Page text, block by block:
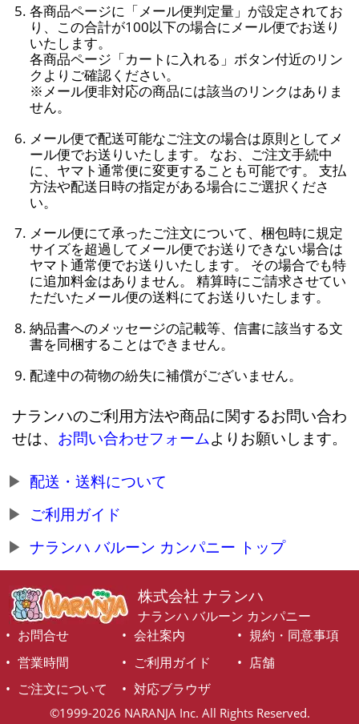
各商品ページに「メール便判定量」が設定されてお
り、この合計が100以下の場合にメール便でお送り
いたします。
各商品ページ「カートに入れる」ボタン付近のリン
クよりご確認ください。
※メール便非対応の商品には該当のリンクはありま
せん。
メール便で配送可能なご注文の場合は原則としてメ
ール便でお送りいたします。 なお、ご注文手続中
に、ヤマト通常便に変更することも可能です。 支払
方法や配送日時の指定がある場合にご選択くださ
い。
メール便にて承ったご注文について、梱包時に規定
サイズを超過してメール便でお送りできない場合は
ヤマト通常便でお送りいたします。 その場合でも特
に追加料金はありません。 精算時にご請求させてい
ただいたメール便の送料にてお送りいたします。
納品書へのメッセージの記載等、信書に該当する文
書を同梱することはできません。
配達中の荷物の紛失に補償がございません。
ナランハのご利用方法や商品に関するお問い合わ
せは、 お問い合わせフォームよりお願いします。
配送・送料について
ご利用ガイド
ナランハ バルーン カンパニー トップ
株式会社 ナランハ
ナランハ バルーン カンパニー
お問合せ
会社案内
規約・同意事項
営業時間
ご利用ガイド
店舗
ご注文について
対応ブラウザ
©1999-2026 NARANJA Inc. All Rights Reserved.